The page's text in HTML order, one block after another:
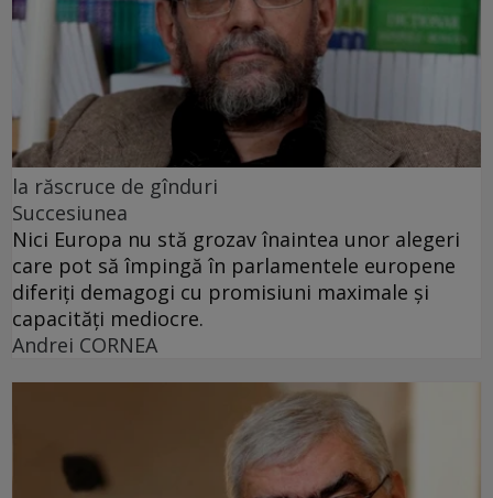
la răscruce de gînduri
Succesiunea
Nici Europa nu stă grozav înaintea unor alegeri
care pot să împingă în parlamentele europene
diferiți demagogi cu promisiuni maximale și
capacități mediocre.
Andrei CORNEA